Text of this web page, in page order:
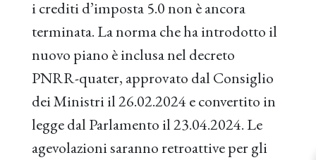
i crediti d’imposta 5.0 non è ancora
terminata. La norma che ha introdotto il
nuovo piano è inclusa nel decreto
PNRR-quater, approvato dal Consiglio
dei Ministri il 26.02.2024 e convertito in
legge dal Parlamento il 23.04.2024. Le
agevolazioni saranno retroattive per gli